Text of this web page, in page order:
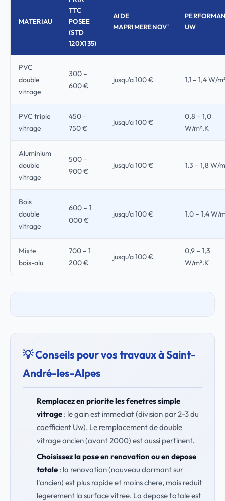
MATERIAU
TTC
POSEE
(STD
120X135)
AIDE
MAPRIMERENOV'
UW
PVC
double
vitrage
300 –
600 €
jusqu'a 100 € 1,1 – 1,4 W/
PVC triple
vitrage
450 –
750 €
jusqu'a 100 €
0,8 – 1,0
W/m².K
Aluminium
double
vitrage
500 –
900 €
jusqu'a 100 € 1,3 – 1,8 W/
Bois
double
vitrage
600 – 1
000 €
jusqu'a 100 € 1,0 – 1,4 W/
Mixte
bois-alu
700 – 1
200 €
jusqu'a 100 €
0,9 – 1,3
W/m².K
💡 Conseils pour vos travaux à Saint-
André-les-Alpes
Remplacez en priorite les fenetres simple
vitrage: le gain est immediat (division par 2-3 du
coefficient Uw). Le remplacement de double
vitrage ancien (avant 2000) est aussi pertinent.
Choisissez la pose en renovation ou en depose
totale: la renovation (nouveau dormant sur
l'ancien) est plus rapide et moins chere, mais reduit
legerement la surface vitree. La depose totale est